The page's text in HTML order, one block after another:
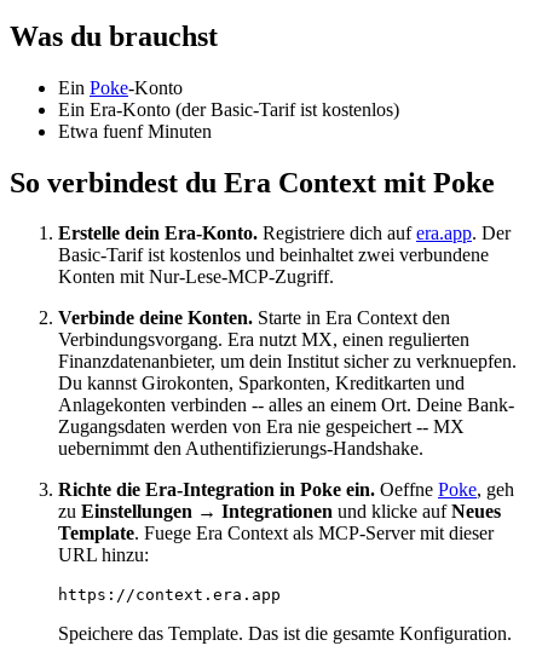
Was du brauchst
Ein Poke-Konto
Ein Era-Konto (der Basic-Tarif ist kostenlos)
Etwa fuenf Minuten
So verbindest du Era Context mit Poke
Erstelle dein Era-Konto. Registriere dich aufera.app. Der
Basic-Tarif ist kostenlos und beinhaltet zwei verbundene
Konten mit Nur-Lese-MCP-Zugriff.
Verbinde deine Konten. Starte in Era Context den
Verbindungsvorgang. Era nutzt MX, einen regulierten
Finanzdatenanbieter, um dein Institut sicher zu verknuepfen.
Du kannst Girokonten, Sparkonten, Kreditkarten und
Anlagekonten verbinden -- alles an einem Ort. Deine Bank-
Zugangsdaten werden von Era nie gespeichert -- MX
uebernimmt den Authentifizierungs-Handshake.
Richte die Era-Integration in Poke ein. Oeffne Poke, geh
zu Einstellungen → Integrationen und klicke aufNeues
Template. Fuege Era Context als MCP-Server mit dieser
URL hinzu:
Speichere das Template. Das ist die gesamte Konfiguration.